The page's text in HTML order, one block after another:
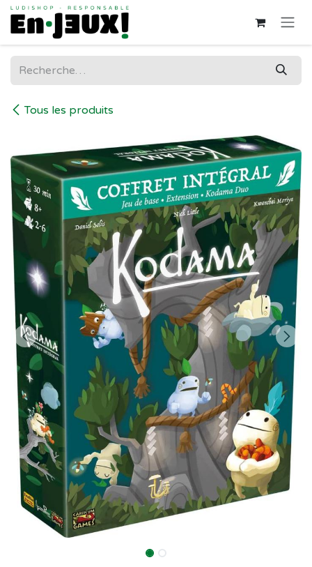
Se rendre au contenu
Tous les produits